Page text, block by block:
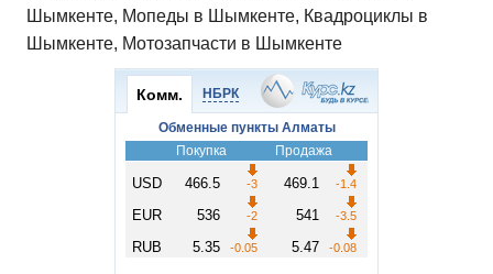
Шымкенте, Мопеды в Шымкенте, Квадроциклы в
Шымкенте, Мотозапчасти в Шымкенте